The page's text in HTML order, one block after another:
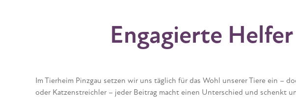
Engagierte
Im Tierheim Pinzgau setzen wir uns täglich für das Wohl unserer Tiere ein –
oder Katzenstreichler – jeder Beitrag macht einen Unterschied und schenkt